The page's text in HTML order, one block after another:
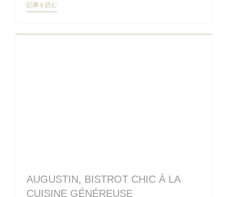
記事を読む((新しいウィンドウで開きます))
AUGUSTIN, BISTROT CHIC À LA
CUISINE GÉNÉREUSE